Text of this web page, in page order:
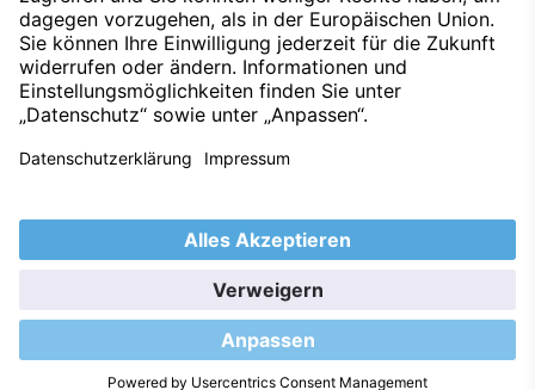
DatenschutzImpressumTechniklexikon
Barrierefreiheitserklärung
2026 © S&G Automobil AG